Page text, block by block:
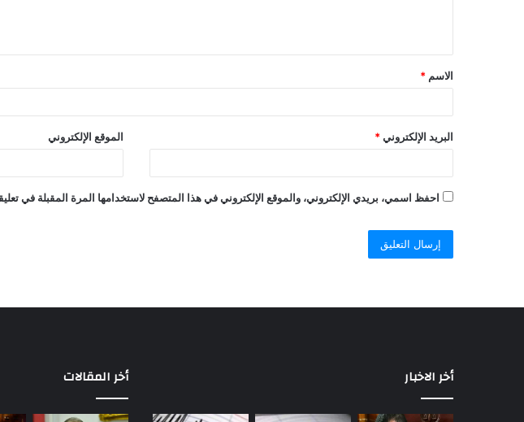
الاسم *
البريد الإلكتروني * الموقع الإلكتروني
احفظ اسمي، بريدي الإلكتروني، والموقع الإلكتروني في هذا المتصفح لاستخدامها المرة المقبلة في
أخر الاخبار أخر المقالات